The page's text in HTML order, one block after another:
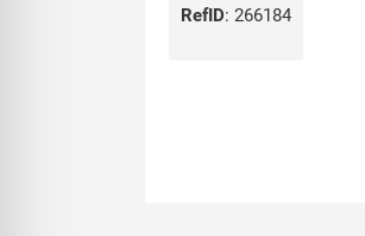
RefID: 266184